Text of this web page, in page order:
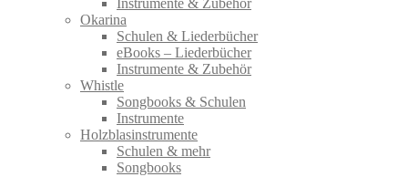
Instrumente & Zubehör
Okarina
Schulen & Liederbücher
eBooks – Liederbücher
Instrumente & Zubehör
Whistle
Songbooks & Schulen
Instrumente
Holzblasinstrumente
Schulen & mehr
Songbooks